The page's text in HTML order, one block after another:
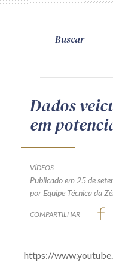
Como
Guia de
Dados
em
VÍDEOS
Publicado em 25 de
por Equipe Técnica da
COMPARTILHAR
https://